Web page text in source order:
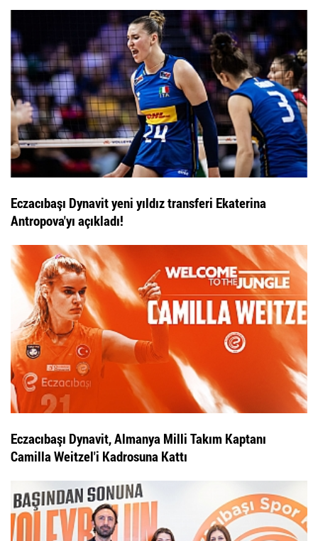
Eczacıbaşı Dynavit yeni yıldız transferi Ekaterina
Antropova'yı açıkladı!
Eczacıbaşı Dynavit, Almanya Milli Takım Kaptanı
Camilla Weitzel'i Kadrosuna Kattı